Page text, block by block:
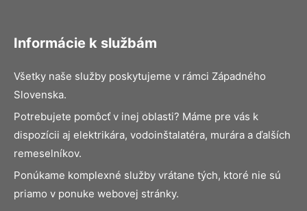
Informácie k službám
Všetky naše služby poskytujeme v rámci Západného
Slovenska.
Potrebujete pomôcť v inej oblasti? Máme pre vás k
dispozícii aj elektrikára, vodoinštalatéra, murára a ďalších
remeselníkov.
Ponúkame komplexné služby vrátane tých, ktoré nie sú
priamo v ponuke webovej stránky.